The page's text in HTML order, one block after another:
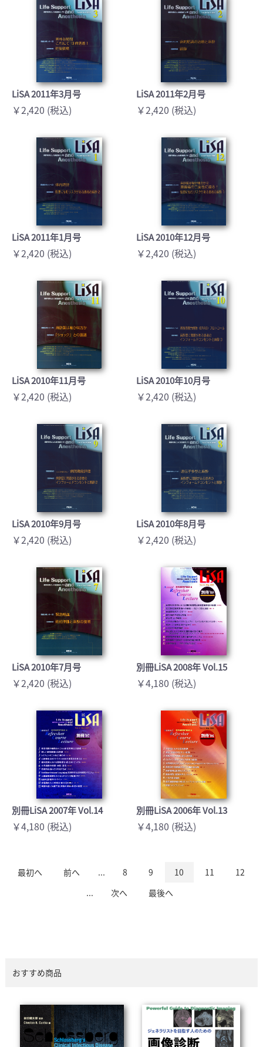
LiSA 2011年3月号
￥2,420 (税込)
LiSA 2011年2月号
￥2,420 (税込)
LiSA 2011年1月号
￥2,420 (税込)
LiSA 2010年12月号
￥2,420 (税込)
LiSA 2010年11月号
￥2,420 (税込)
LiSA 2010年10月号
￥2,420 (税込)
LiSA 2010年9月号
￥2,420 (税込)
LiSA 2010年8月号
￥2,420 (税込)
LiSA 2010年7月号
￥2,420 (税込)
別冊LiSA 2008年 Vol.15
￥4,180 (税込)
別冊LiSA 2007年 Vol.14
￥4,180 (税込)
別冊LiSA 2006年 Vol.13
￥4,180 (税込)
最初へ 前へ ... 8 9 10 11
12
...
次へ 最後へ
おすすめ商品